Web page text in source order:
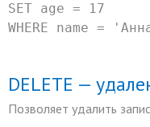
SET age =
17
WHERE name =
DELETE —
Позволяет удалить